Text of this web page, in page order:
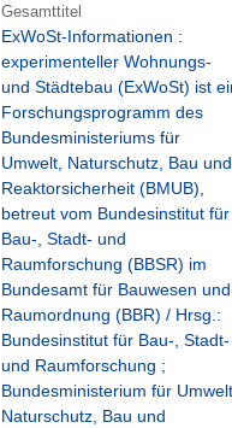
Gesamttitel
ExWoSt-Informationen :
experimenteller Wohnungs-
und Städtebau (ExWoSt) ist
Forschungsprogramm des
Bundesministeriums für
Umwelt, Naturschutz, Bau und
Reaktorsicherheit (BMUB),
betreut vom Bundesinstitut für
Bau-, Stadt- und
Raumforschung (BBSR) im
Bundesamt für Bauwesen und
Raumordnung (BBR) / Hrsg.:
Bundesinstitut für Bau-, Stadt-
und Raumforschung ;
Bundesministerium für
Naturschutz, Bau und